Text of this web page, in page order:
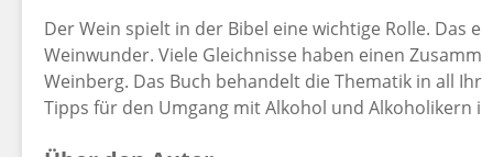
Der Wein spielt in der Bibel eine wichtige Rolle. Das
Weinwunder. Viele Gleichnisse haben einen
Weinberg. Das Buch behandelt die Thematik in all
Tipps für den Umgang mit Alkohol und Alkoholikern